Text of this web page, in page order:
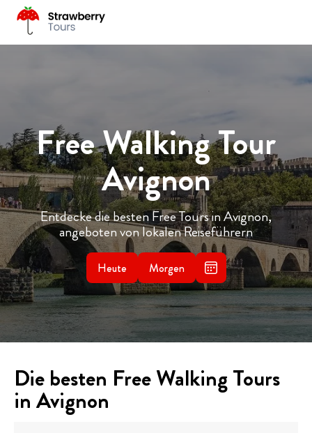
Free Walking Tour
Avignon
Entdecke die besten Free Tours in Avignon,
angeboten von lokalen Reiseführern
Heute Morgen
Die besten Free Walking Tours
in Avignon